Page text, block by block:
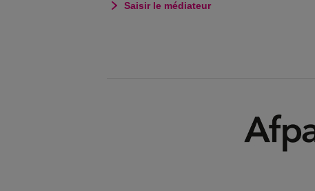
Saisir le médiateur